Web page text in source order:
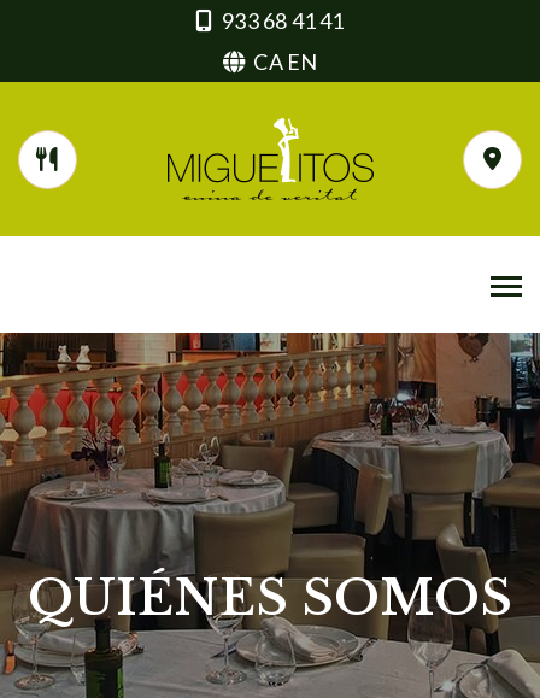
933 68 41 41
CA EN
QUIÉNES SOMOS